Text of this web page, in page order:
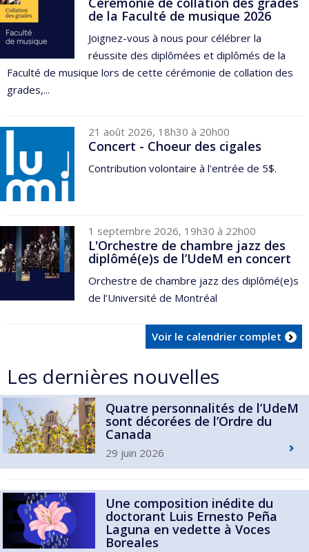
de la Faculté de musique 2026
Joignez-vous à nous pour célébrer la
réussite des diplômées et diplômés de la
Faculté de musique lors de cette cérémonie de collation des
grades,...
21 août 2026, 18h30 à 20h00
Concert - Choeur des cigales
Contribution volontaire à l'entrée de 5$.
1 septembre 2026, 19h30 à 22h00
L'Orchestre de chambre jazz des
diplômé(e)s de l’UdeM en concert
Orchestre de chambre jazz des diplômé(e)s
de l’Université de Montréal
Voir le calendrier complet
Les dernières nouvelles
Quatre personnalités de l’UdeM
sont décorées de l’Ordre du
Canada
29 juin 2026
Une composition inédite du
doctorant Luis Ernesto Peña
Laguna en vedette à Voces
Boreales